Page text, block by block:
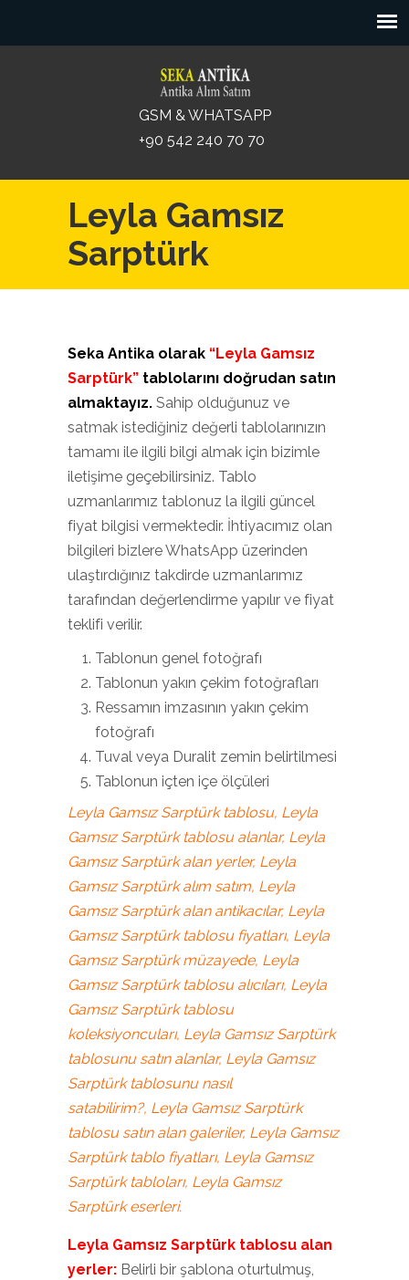
GSM & WHATSAPP
+90 542 240 70 70
Leyla Gamsız
Sarptürk
Seka Antika olarak “Leyla Gamsız
Sarptürk” tablolarını doğrudan satın
almaktayız. Sahip olduğunuz ve
satmak istediğiniz değerli tablolarınızın
tamamı ile ilgili bilgi almak için bizimle
iletişime geçebilirsiniz. Tablo
uzmanlarımız tablonuz la ilgili güncel
fiyat bilgisi vermektedir. İhtiyacımız olan
bilgileri bizlere WhatsApp üzerinden
ulaştırdığınız takdirde uzmanlarımız
tarafından değerlendirme yapılır ve fiyat
teklifi verilir.
Tablonun genel fotoğrafı
Tablonun yakın çekim fotoğrafları
Ressamın imzasının yakın çekim
fotoğrafı
Tuval veya Duralit zemin belirtilmesi
Tablonun içten içe ölçüleri
Leyla Gamsız Sarptürk tablosu, Leyla
Gamsız Sarptürk tablosu alanlar, Leyla
Gamsız Sarptürk alan yerler, Leyla
Gamsız Sarptürk alım satım, Leyla
Gamsız Sarptürk alan antikacılar, Leyla
Gamsız Sarptürk tablosu fiyatları, Leyla
Gamsız Sarptürk müzayede, Leyla
Gamsız Sarptürk tablosu alıcıları, Leyla
Gamsız Sarptürk tablosu
koleksiyoncuları, Leyla Gamsız Sarptürk
tablosunu satın alanlar, Leyla Gamsız
Sarptürk tablosunu nasıl
satabilirim?, Leyla Gamsız Sarptürk
tablosu satın alan galeriler, Leyla Gamsız
Sarptürk tablo fiyatları, Leyla Gamsız
Sarptürk tabloları, Leyla Gamsız
Sarptürk eserleri.
Leyla Gamsız Sarptürk tablosu alan
yerler: Belirli bir şablona oturtulmuş,